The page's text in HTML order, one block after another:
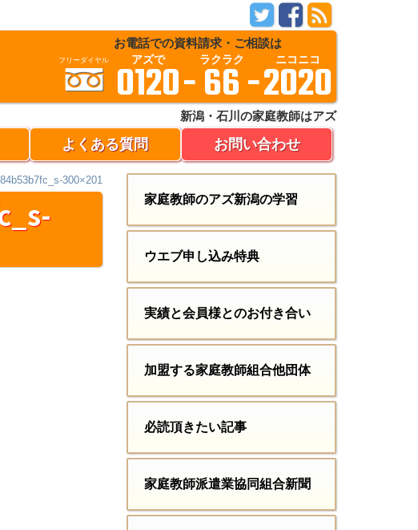
お電話での資料請求・ご相談は
フリーダイヤル
: アズで
0120- ラクラク
66- ニコニコ
2020
新潟・石川の家庭教師はアズ
よくある質問 お問い合わせ
300×201
家庭教師のアズ新潟の学習
ウエブ申し込み特典
実績と会員様とのお付き合い
加盟する家庭教師組合他団体
必読頂きたい記事
家庭教師派遣業協同組合新聞